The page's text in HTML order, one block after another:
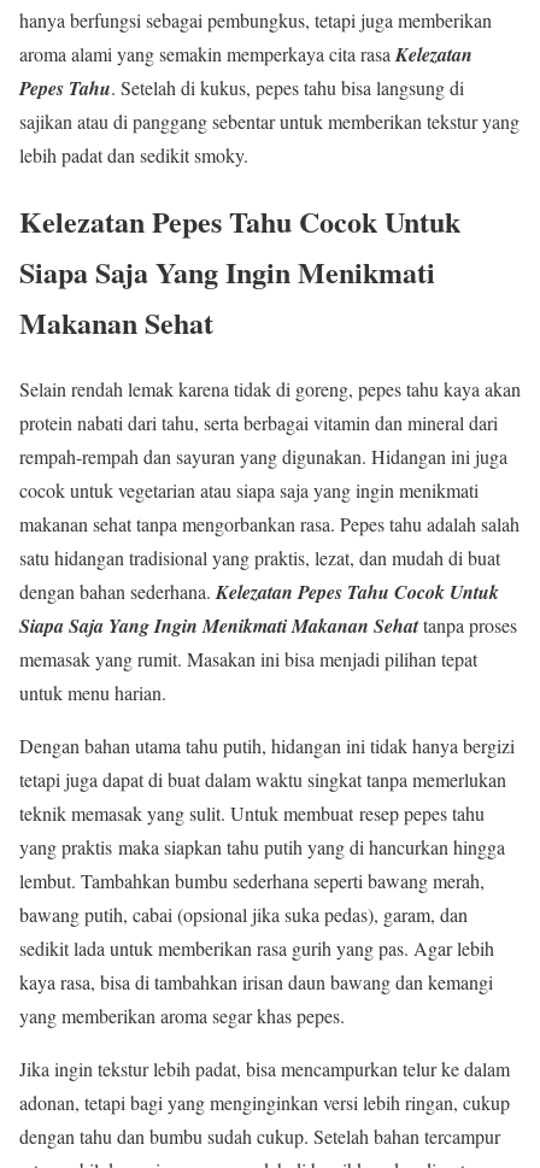
hanya berfungsi sebagai pembungkus, tetapi juga memberikan
aroma alami yang semakin memperkaya cita rasa Kelezatan
Pepes Tahu. Setelah di kukus, pepes tahu bisa langsung di
sajikan atau di panggang sebentar untuk memberikan tekstur yang
lebih padat dan sedikit smoky.
Kelezatan Pepes Tahu Cocok Untuk
Siapa Saja Yang Ingin Menikmati
Makanan Sehat
Selain rendah lemak karena tidak di goreng, pepes tahu kaya akan
protein nabati dari tahu, serta berbagai vitamin dan mineral dari
rempah-rempah dan sayuran yang digunakan. Hidangan ini juga
cocok untuk vegetarian atau siapa saja yang ingin menikmati
makanan sehat tanpa mengorbankan rasa. Pepes tahu adalah salah
satu hidangan tradisional yang praktis, lezat, dan mudah di buat
dengan bahan sederhana. Kelezatan Pepes Tahu Cocok Untuk
Siapa Saja Yang Ingin Menikmati Makanan Sehattanpa proses
memasak yang rumit. Masakan ini bisa menjadi pilihan tepat
untuk menu harian.
Dengan bahan utama tahu putih, hidangan ini tidak hanya bergizi
tetapi juga dapat di buat dalam waktu singkat tanpa memerlukan
teknik memasak yang sulit. Untuk membuat resep pepes tahu
yang praktis maka siapkan tahu putih yang di hancurkan hingga
lembut. Tambahkan bumbu sederhana seperti bawang merah,
bawang putih, cabai (opsional jika suka pedas), garam, dan
sedikit lada untuk memberikan rasa gurih yang pas. Agar lebih
kaya rasa, bisa di tambahkan irisan daun bawang dan kemangi
yang memberikan aroma segar khas pepes.
Jika ingin tekstur lebih padat, bisa mencampurkan telur ke dalam
adonan, tetapi bagi yang menginginkan versi lebih ringan, cukup
dengan tahu dan bumbu sudah cukup. Setelah bahan tercampur